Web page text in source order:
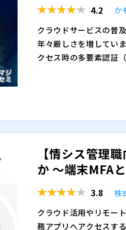
株式会社オープンソー
マジセミ株式会社（ ）
※共催、協賛、協力、
4.2
か
クラウドサービスの普
年々厳しさを増してい
クセス時の多要素認証
ステムに、どの権限で
であるIDaaSのサブス
導入検討時の大きな
いう課題もあります。
本セミナーでは、国
的に統合認証基盤を
このWebセミナーは
による質疑応答はあり
株式会社オープンソー
マジセミ株式会社（
※共催、協賛、協力、
【情シス管理
か ～端末MFA
3.8
株
クラウド活用やリモー
務アプリへアクセスす